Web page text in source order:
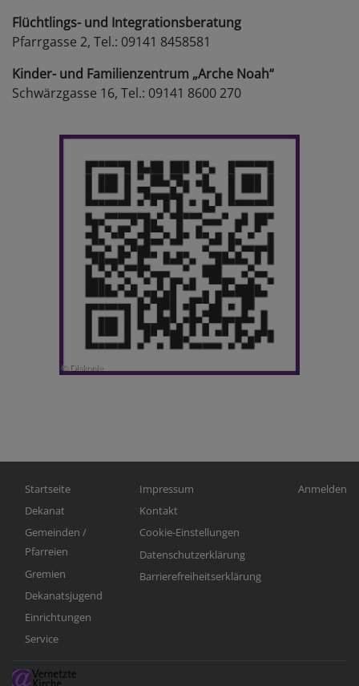
Flüchtlings- und Integrationsberatung
Pfarrgasse 2, Tel.: 09141 8458581
Kinder- und Familienzentrum „Arche Noah“
Schwärzgasse 16, Tel.: 09141 8600 270
Hauptnavigation
Startseite
Dekanat
Gemeinden /
Pfarreien
Gremien
Dekanatsjugend
Einrichtungen
Service
Fußbereichsmenü
Impressum
Kontakt
Cookie-Einstellungen
Datenschutzerklärung
Barrierefreiheitserklärung
Anmelden